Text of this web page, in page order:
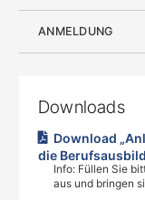
ANMELDUNG
Downloads
Download
die
Info: Füllen Sie
aus und bringen